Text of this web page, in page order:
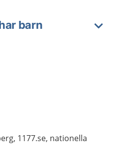
barn
1177.se, nationella